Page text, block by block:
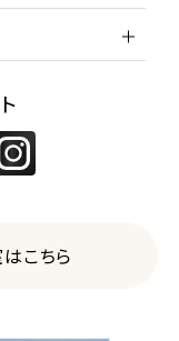
こちら